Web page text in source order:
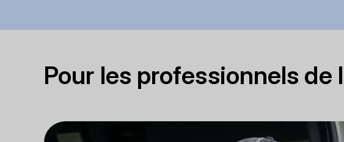
Pour les professionnels de